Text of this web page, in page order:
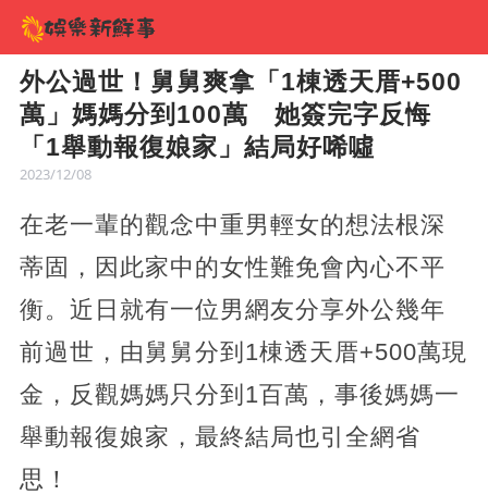
外公過世！舅舅爽拿「1棟透天厝+500
萬」媽媽分到100萬 她簽完字反悔
「1舉動報復娘家」結局好唏噓
2023/12/08
在老一輩的觀念中重男輕女的想法根深
蒂固，因此家中的女性難免會內心不平
衡。近日就有一位男網友分享外公幾年
前過世，由舅舅分到1棟透天厝+500萬現
金，反觀媽媽只分到1百萬，事後媽媽一
舉動報復娘家，最終結局也引全網省
思！